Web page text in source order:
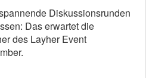
Diskussionsrunden
Das erwartet die
des Layher Event